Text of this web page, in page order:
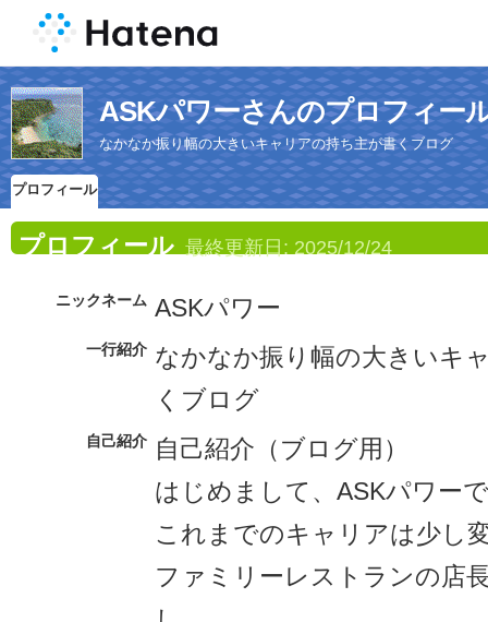
ASKパワーさんのプロフィー
なかなか振り幅の大きいキャリアの持ち主が書くブログ
プロフィール
プロフィール 最終更新日: 2025/12/24
ニックネーム ASKパワー
一行紹介 なかなか振り幅の大きいキ
くブログ
自己紹介
自己紹介（ブログ用）
はじめまして、ASKパワー
これまでのキャリアは少し
ファミリーレストランの店